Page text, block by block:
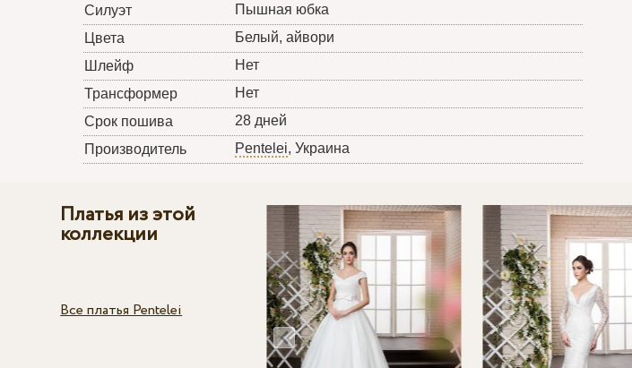
Силуэт
Пышная юбка
Цвета
Белый, айвори
Шлейф
Нет
Трансформер
Нет
Срок пошива
28 дней
Производитель
Pentelei, Украина
Платья из этой
коллекции
Все платья Pentelei